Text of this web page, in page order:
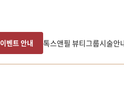
이벤트 안내 톡스앤필 뷰티그룹시술안